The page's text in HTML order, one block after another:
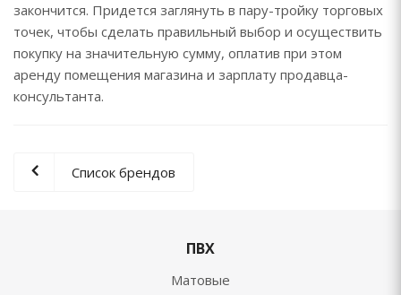
закончится. Придется заглянуть в пару-тройку торговых
точек, чтобы сделать правильный выбор и осуществить
покупку на значительную сумму, оплатив при этом
аренду помещения магазина и зарплату продавца-
консультанта.
Список брендов
ПВХ
Матовые